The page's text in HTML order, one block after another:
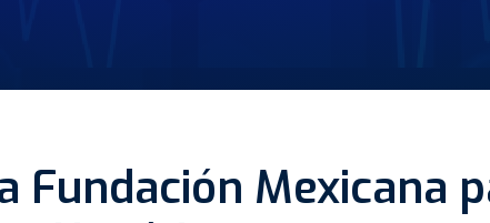
Fundación Mexicana